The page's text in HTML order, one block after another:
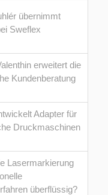
übernimmt
Sweflex
erweitert die
Kundenberatung
Adapter für
Druckmaschinen
Lasermarkierung
überflüssig?